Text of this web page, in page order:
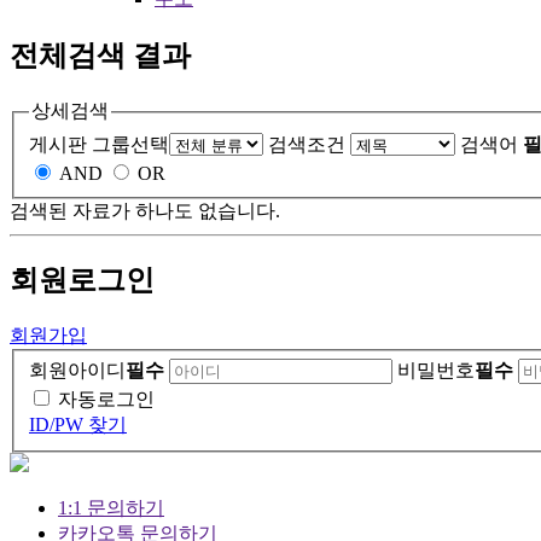
전체검색 결과
상세검색
게시판 그룹선택
검색조건 검색어
AND
OR
검색된 자료가 하나도 없습니다.
회원 로그인
회원가입
회원아이디 필수 비밀번호필수
자동로그인
ID/PW 찾기
1:1 문의하기
카카오톡 문의하기